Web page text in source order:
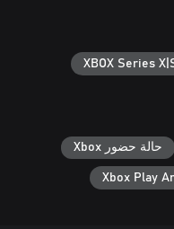
XBOX Series
حالة حضور Xbox
Xbox Play